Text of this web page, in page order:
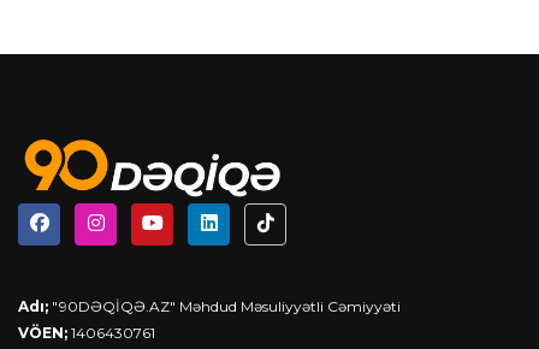
Adı; "90DƏQİQƏ.AZ" Məhdud Məsuliyyətli Cəmiyyəti
VÖEN; 1406430761